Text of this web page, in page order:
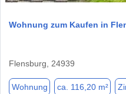
Wohnung zum Kaufen in
Flensburg, 24939
Wohnung ca. 116,20 m²